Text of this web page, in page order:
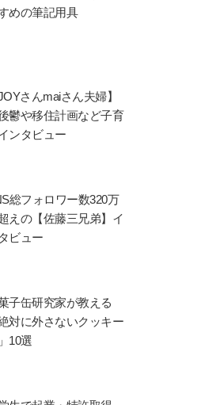
めの筆記用具
JOYさんmaiさん夫婦】
鬱や移住計画など子育
ンタビュー
総フォロワー数320万
えの【佐藤三兄弟】イ
ビュー
子缶研究家が教える
絶対に外さないクッキー
10選